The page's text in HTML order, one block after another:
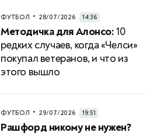
ФУТБОЛ • 28/07/2026 14:36
Методичка для Алонсо:10
редких случаев, когда «Челси»
покупал ветеранов, и что из
этого вышло
ФУТБОЛ • 29/07/2026 19:51
Рашфорд никому не нужен?